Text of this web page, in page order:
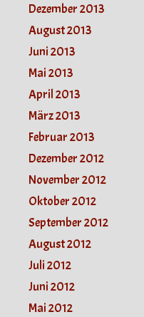
Dezember 2013
August 2013
Juni 2013
Mai 2013
April 2013
März 2013
Februar 2013
Dezember 2012
November 2012
Oktober 2012
September 2012
August 2012
Juli 2012
Juni 2012
Mai 2012